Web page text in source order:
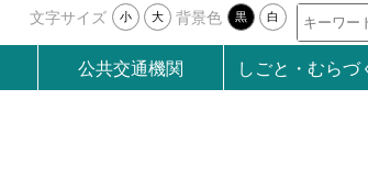
文字サイズ 小 大 背景色 黒 白
公共交通機関 しごと・むらづ